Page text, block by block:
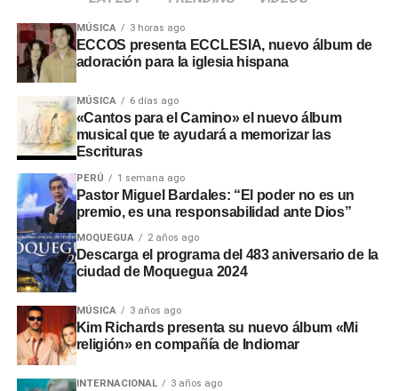
El evento oficial contará contransmisión en directo a
nivel nacionalpara facilitar la participación ciudadana
desde distintas regiones. Con esta actividad, la
comunidad evangélica ratificó su respaldo cívico y sus
oraciones por la gestión de las nuevas autoridades.
MÚSICA 3 horas ago
ECCOS presenta ECCLESIA, nuevo álbum de
adoración para la iglesia hispana
MÚSICA 6 días ago
«Cantos para el Camino» el nuevo álbum
musical que te ayudará a memorizar las
Escrituras
PERÚ 1 semana ago
Pastor Miguel Bardales: “El poder no es un
premio, es una responsabilidad ante Dios”
MOQUEGUA 2 años ago
Descarga el programa del 483 aniversario de la
ciudad de Moquegua 2024
MÚSICA 3 años ago
Kim Richards presenta su nuevo álbum «Mi
religión» en compañía de Indiomar
INTERNACIONAL 3 años ago